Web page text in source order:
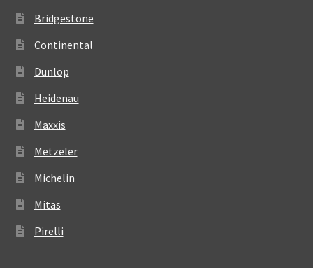
Bridgestone
Continental
Dunlop
Heidenau
Maxxis
Metzeler
Michelin
Mitas
Pirelli